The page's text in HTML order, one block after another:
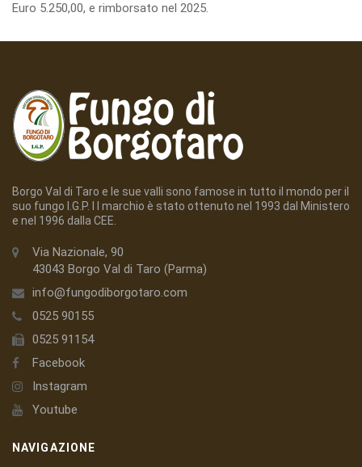
Euro 5.250,00, e rimborsato nel 2025.
Borgo Val di Taro e le sue valli sono famose in tutto il mondo per il
suo fungo I.G.P. I l marchio è stato ottenuto nel 1993 dal Ministero
e nel 1996 dalla CEE.
Via Nazionale, 90
43043 Borgo Val di Taro (Parma)
info@fungodiborgotaro.com
0525 90155
0525 91154
Facebook
Instagram
Youtube
NAVIGAZIONE